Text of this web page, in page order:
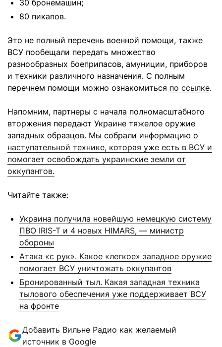
30 бронемашин;
80 пикапов.
Это не полный перечень военной помощи, также
ВСУ пообещали передать множество
разнообразных боеприпасов, амуниции, приборов
и техники различного назначения. С полным
перечнем помощи можно ознакомиться по ссылке.
Напомним, партнеры с начала полномасштабного
вторжения передают Украине тяжелое оружие
западных образцов. Мы собрали информацию о
наступательной технике, которая уже есть в ВСУ и
помогает освобождать украинские земли от
оккупантов.
Читайте также:
Украина получила новейшую немецкую систему
ПВО IRIS-T и 4 новых HIMARS, — министр
обороны
Атака «с рук». Какое «легкое» западное оружие
помогает ВСУ уничтожать оккупантов
Бронированный тыл. Какая западная техника
тылового обеспечения уже поддерживает ВСУ
на фронте
Добавить Вильне Радио как желаемый
источник в Google